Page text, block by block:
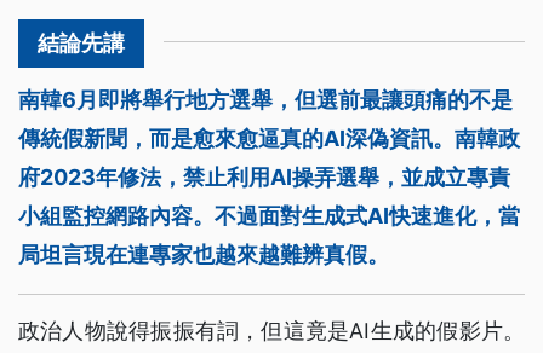
南韓6月即將舉行地方選舉，但選前最讓頭痛的不是
傳統假新聞，而是愈來愈逼真的AI深偽資訊。南韓政
府2023年修法，禁止利用AI操弄選舉，並成立專責
小組監控網路內容。不過面對生成式AI快速進化，當
局坦言現在連專家也越來越難辨真假。
政治人物說得振振有詞，但這竟是AI生成的假影片。